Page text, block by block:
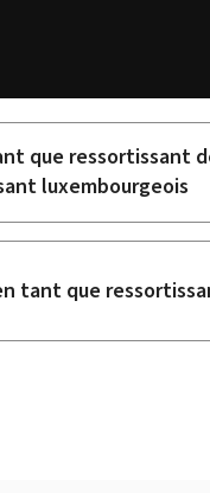
que ressortissant
luxembourgeois
tant que